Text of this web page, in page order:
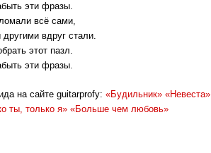
эти фразы.
всё сами,
вдруг стали.
этот пазл.
эти фразы.
на сайте guitarprofy: «Будильник» «Невеста»
ты, только я» «Больше чем любовь»